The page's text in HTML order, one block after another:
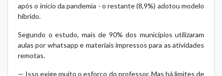
após o início da pandemia - o restante (8,9%) adotou modelo
híbrido.
Segundo o estudo, mais de 90% dos municípios utilizaram
aulas por whatsapp e materiais impressos para as atividades
remotas.
— Isso exige muito o esforço do professor. Mas há limites de